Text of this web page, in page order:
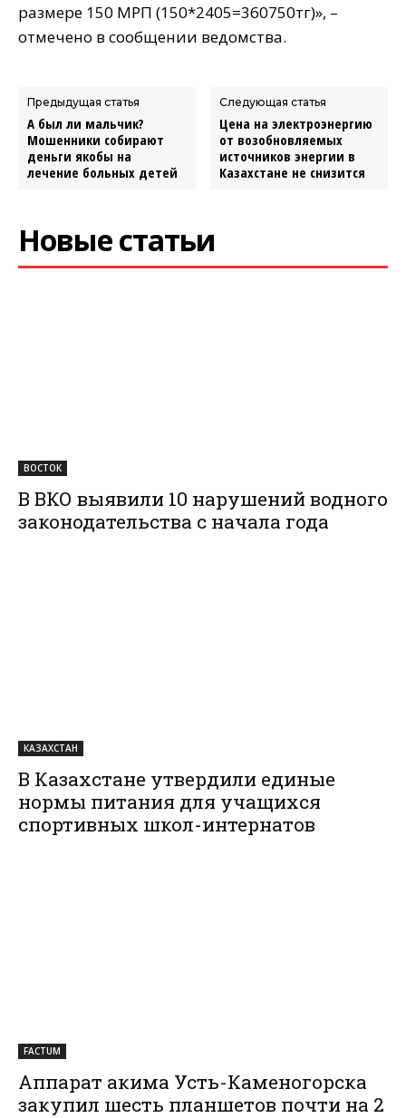
размере 150 МРП (150*2405=360750тг)», –
отмечено в сообщении ведомства.
Предыдущая статья
А был ли мальчик?
Мошенники собирают
деньги якобы на
лечение больных детей
Следующая статья
Цена на электроэнергию
от возобновляемых
источников энергии в
Казахстане не снизится
Новые статьи
ВОСТОК
В ВКО выявили 10 нарушений водного
законодательства с начала года
КАЗАХСТАН
В Казахстане утвердили единые
нормы питания для учащихся
спортивных школ-интернатов
FACTUM
Аппарат акима Усть-Каменогорска
закупил шесть планшетов почти на 2